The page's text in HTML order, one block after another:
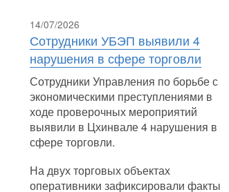
14/07/2026
Сотрудники УБЭП выявили 4
нарушения в сфере торговли
Сотрудники Управления по борьбе с
экономическими преступлениями в
ходе проверочных мероприятий
выявили в Цхинвале 4 нарушения в
сфере торговли.
На двух торговых объектах
оперативники зафиксировали факты